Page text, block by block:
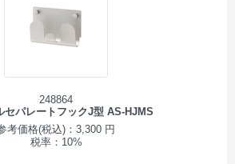
248864
セパレートフックJ型 AS-HJMS
考価格(税込)：3,300 円
税率：10%